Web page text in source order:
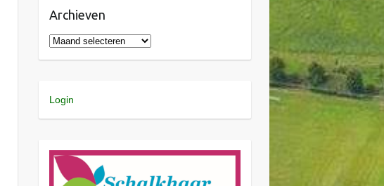
Archieven
Login